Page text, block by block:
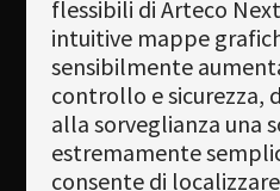
flessibili di Arteco
intuitive mappe
sensibilmente
controllo e sicurezza,
alla sorveglianza una
estremamente
consente di